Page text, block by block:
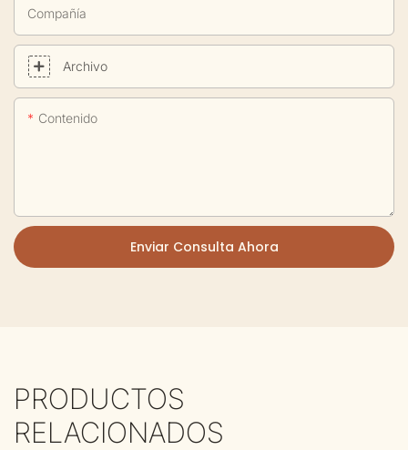
Compañía
Archivo
Contenido
Enviar Consulta Ahora
PRODUCTOS
RELACIONADOS